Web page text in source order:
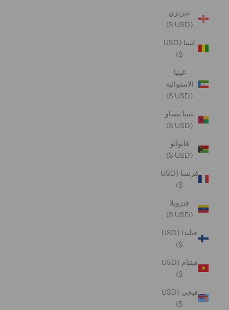
غيرنزي
(USD $)
غينيا (USD
$)
غينيا
الاستوائية
(USD $)
غينيا بيساو
(USD $)
فانواتو
(USD $)
فرنسا (USD
$)
فنزويلا
(USD $)
فنلندا (USD
$)
فيتنام (USD
$)
فيجي (USD
$)